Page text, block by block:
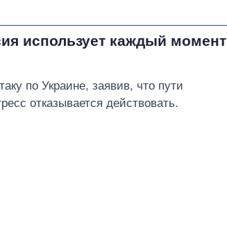
использует каждый момент
по Украине, заявив, что пути
отказывается действовать.